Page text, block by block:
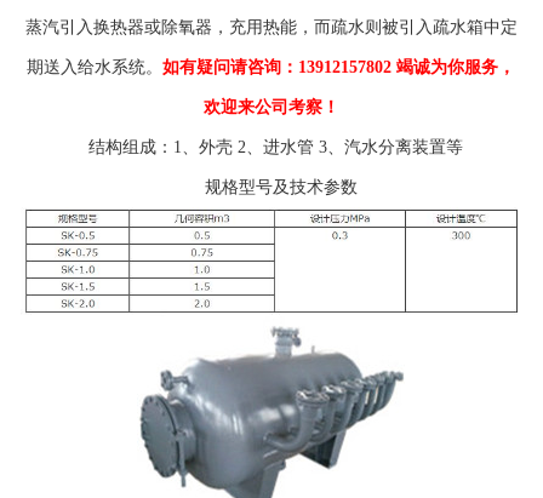
蒸汽引入换热器或除氧器，充用热能，而疏水则被引入疏水箱中定
期送入给水系统。如有疑问请咨询：13912157802 竭诚为你服务，
欢迎来公司考察！
结构组成：1、外壳 2、进水管 3、汽水分离装置等
规格型号及技术参数